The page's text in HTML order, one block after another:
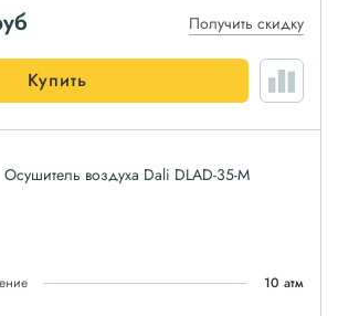
Получить скидку
Купить
Осушитель воздуха Dali DLAD-35-M
10 атм